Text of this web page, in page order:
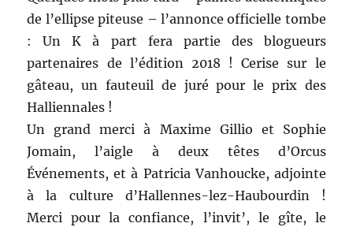
de l’ellipse piteuse – l’annonce officielle tombe
: Un K à part fera partie des blogueurs
partenaires de l’édition 2018 ! Cerise sur le
gâteau, un fauteuil de juré pour le prix des
Halliennales !
Un grand merci à Maxime Gillio et Sophie
Jomain, l’aigle à deux têtes d’Orcus
Événements, et à Patricia Vanhoucke, adjointe
à la culture d’Hallennes-lez-Haubourdin !
Merci pour la confiance, l’invit’, le gîte, le